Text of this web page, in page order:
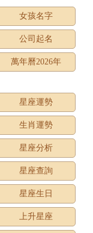
女孩名字
公司起名
萬年曆2026年
星座運勢
生肖運勢
星座分析
星座查詢
星座生日
上升星座